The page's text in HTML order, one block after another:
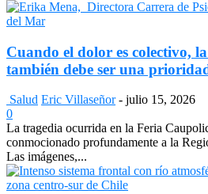
Cuando el dolor es colectivo,
también debe ser una
Salud Eric Villaseñor - julio 15, 2026
0
La tragedia ocurrida en la Feria
conmocionado profundamente a la
Las imágenes,...